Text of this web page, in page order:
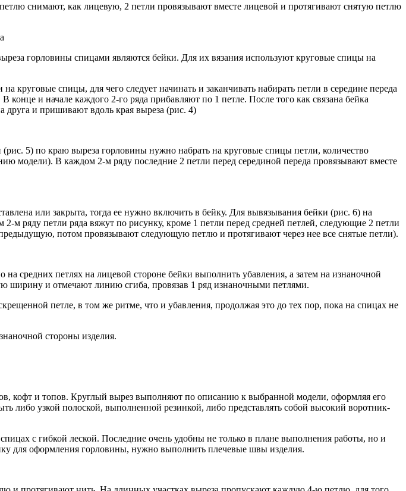
снимают, как лицевую, 2 петли провязывают вместе лицевой и протягивают снятую петлю
горловины спицами являются бейки. Для их вязания используют круговые спицы на
круговые спицы, для чего следует начинать и заканчивать набирать петли в середине переда
и начале каждого 2-го ряда прибавляют по 1 петле. После того как связана бейка
и пришивают вдоль края выреза (рис. 4)
5) по краю выреза горловины нужно набрать на круговые спицы петли, количество
модели). В каждом 2-м ряду последние 2 петли перед серединой переда провязывают вместе
или закрыта, тогда ее нужно включить в бейку. Для вывязывания бейки (рис. 6) на
ряду петли ряда вяжут по рисунку, кроме 1 петли перед средней петлей, следующие 2 петли
потом провязывают следующую петлю и протягивают через нее все снятые петли).
средних петлях на лицевой стороне бейки выполнить убавления, а затем на изнаночной
ширину и отмечают линию сгиба, провязав 1 ряд изнаночными петлями.
петле, в том же ритме, что и убавления, продолжая это до тех пор, пока на спицах не
стороны изделия.
кофт и топов. Круглый вырез выполняют по описанию к выбранной модели, оформляя его
либо узкой полоской, выполненной резинкой, либо представлять собой высокий воротник-
с гибкой леской. Последние очень удобны не только в плане выполнения работы, но и
для оформления горловины, нужно выполнить плечевые швы изделия.